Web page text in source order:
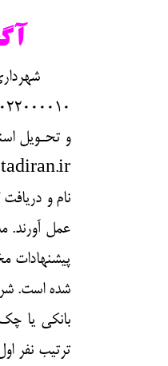
شهرداری
و تحـویل
نام و
پيشنهادات
بانكي يا
ترتيب نفر